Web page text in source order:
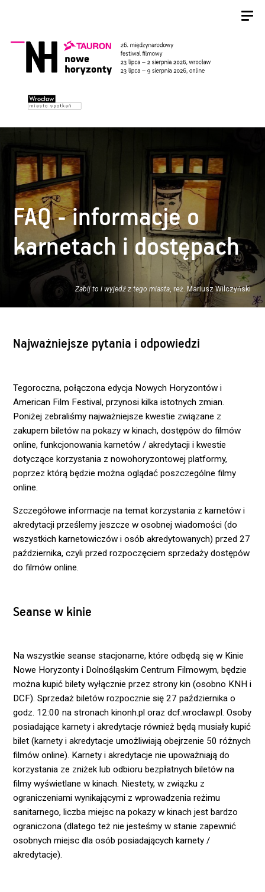
Zabij to i wyjedź z tego miasta, reż. Mariusz Wilczyński
FAQ - informacje o
karnetach i dostępach
Najważniejsze pytania i odpowiedzi
Tegoroczna, połączona edycja Nowych Horyzontów i
American Film Festival, przynosi kilka istotnych zmian.
Poniżej zebraliśmy najważniejsze kwestie związane z
zakupem biletów na pokazy w kinach, dostępów do filmów
online, funkcjonowania karnetów / akredytacji i kwestie
dotyczące korzystania z nowohoryzontowej platformy,
poprzez którą będzie można oglądać poszczególne filmy
online.
Szczegółowe informacje na temat korzystania z karnetów i
akredytacji prześlemy jeszcze w osobnej wiadomości (do
wszystkich karnetowiczów i osób akredytowanych) przed 27
października, czyli przed rozpoczęciem sprzedaży dostępów
do filmów online.
Seanse w kinie
Na wszystkie seanse stacjonarne, które odbędą się w Kinie
Nowe Horyzonty i Dolnośląskim Centrum Filmowym, będzie
można kupić bilety wyłącznie przez strony kin (osobno KNH i
DCF). Sprzedaż biletów rozpocznie się 27 października o
godz. 12:00 na stronach kinonh.pl oraz dcf.wroclaw.pl. Osoby
posiadające karnety i akredytacje również będą musiały kupić
bilet (karnety i akredytacje umożliwiają obejrzenie 50 różnych
filmów online). Karnety i akredytacje nie upoważniają do
korzystania ze zniżek lub odbioru bezpłatnych biletów na
filmy wyświetlane w kinach. Niestety, w związku z
ograniczeniami wynikającymi z wprowadzenia reżimu
sanitarnego, liczba miejsc na pokazy w kinach jest bardzo
ograniczona (dlatego też nie jesteśmy w stanie zapewnić
osobnych miejsc dla osób posiadających karnety /
akredytacje).